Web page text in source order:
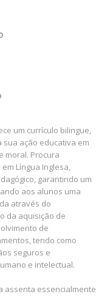
um currículo bilingue,
sua ação educativa em
moral. Procura
Língua Inglesa,
garantindo um
aos alunos uma
através do
da aquisição de
de
tendo como
seguros e
e intelectual.
assenta essencialmente